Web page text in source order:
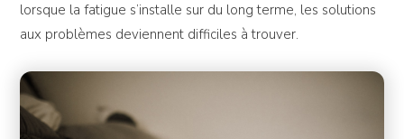
lorsque la fatigue s’installe sur du long terme, les solutions
aux problèmes deviennent difficiles à trouver.